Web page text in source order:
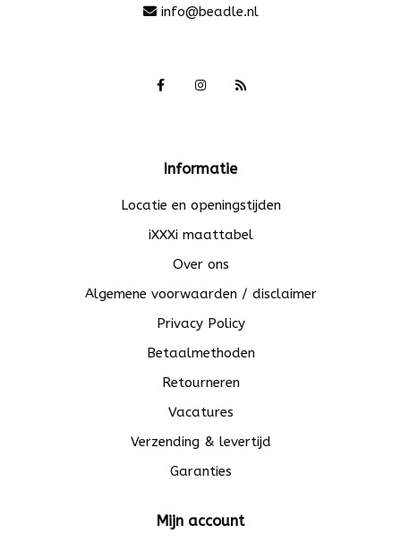
info@beadle.nl
Informatie
Locatie en openingstijden
iXXXi maattabel
Over ons
Algemene voorwaarden / disclaimer
Privacy Policy
Betaalmethoden
Retourneren
Vacatures
Verzending & levertijd
Garanties
Mijn account